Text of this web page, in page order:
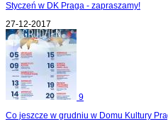
Styczeń w DK Praga - zapraszamy!
27-12-2017
9
Co jeszcze w grudniu w Domu Kultury